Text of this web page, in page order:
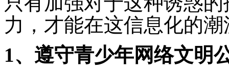
力，才能在这信息化的
1、遵守青少年网络文明